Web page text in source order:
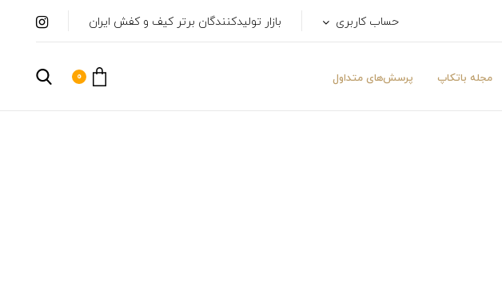
حساب کاربری بازار تولیدکنندگان برتر کیف و کفش ایران
مجله باتکاپ پرسش‌های متداول 0